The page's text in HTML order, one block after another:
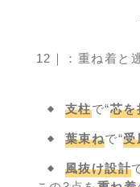
12｜：重ね着と
支柱で“芯を
葉束ねで“受
風抜け設計